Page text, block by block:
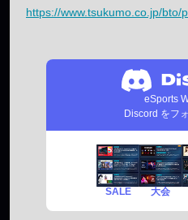
https://www.tsukumo.co.jp/bto/
eSports
Discord をフ
SALE 大会